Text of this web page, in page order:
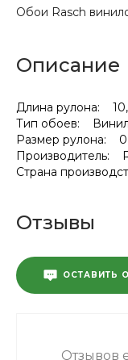
Обои Rasch
Описание
Длина рулона:
Тип обоев:
Размер рулона:
Производитель:
Страна
Отзывы
ОСТАВИТЬ
Отзывов